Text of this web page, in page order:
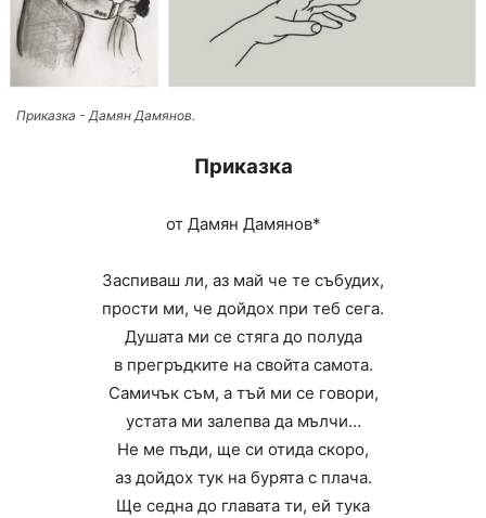
Приказка - Дамян Дамянов.
Приказка
от Дамян Дамянов*
Заспиваш ли, аз май че те събудих,
прости ми, че дойдох при теб сега.
Душата ми се стяга до полуда
в прегръдките на свойта самота.
Самичък съм, а тъй ми се говори,
устата ми залепва да мълчи…
Не ме пъди, ще си отида скоро,
аз дойдох тук на бурята с плача.
Ще седна до главата ти, ей тука